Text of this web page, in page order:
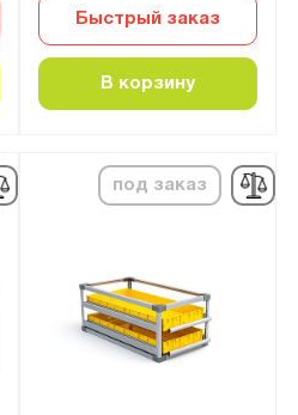
Быстрый заказ
В корзину
под заказ